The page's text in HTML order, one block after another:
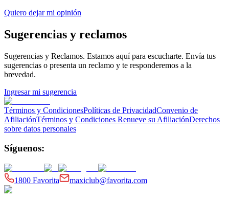
Quiero dejar mi opinión
Sugerencias y reclamos
Sugerencias y Reclamos. Estamos aquí para escucharte. Envía tus
sugerencias o presenta un reclamo y te responderemos a la
brevedad.
Ingresar mi sugerencia
Términos y CondicionesPolíticas de PrivacidadConvenio de
AfiliaciónTérminos y Condiciones Renueve su AfiliaciónDerechos
sobre datos personales
Síguenos:
1800 Favorita maxiclub@favorita.com